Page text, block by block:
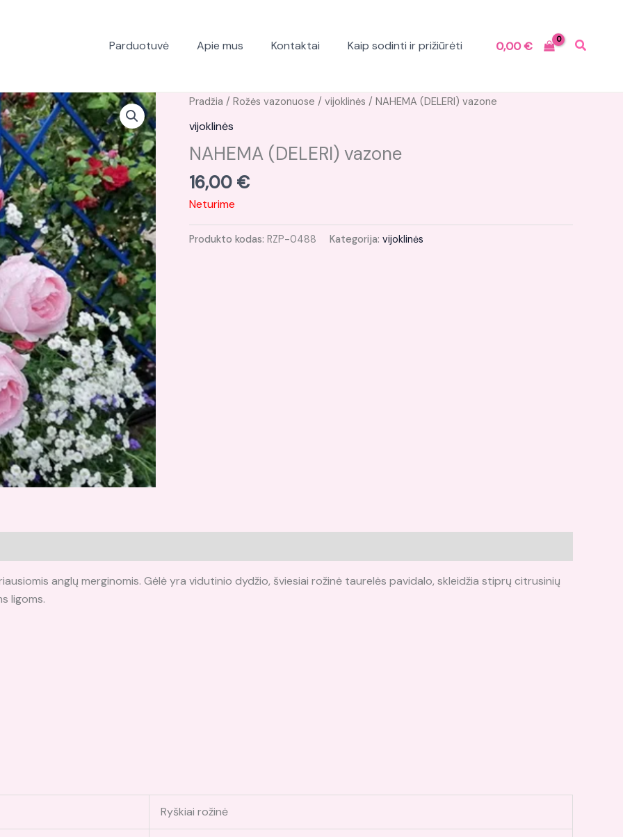
Parduotuvė Apie mus Kontaktai Kaip sodinti ir prižiūrėti 0,00€
Pradžia / Rožės vazonuose / vijoklinės / NAHEMA (DELERI) vazone
vijoklinės
NAHEMA (DELERI) vazone
16,00 €
Neturime
Produkto kodas: RZP-0488 Kategorija: vijoklinės
anglų merginomis. Gėlė yra vidutinio dydžio, šviesiai rožinė taurelės pavidalo, skleidžia stiprų citrusinių
ligoms.
Ryškiai rožinė